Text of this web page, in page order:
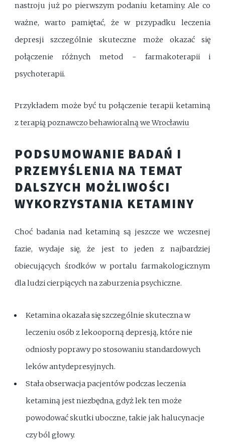
nastroju już po pierwszym podaniu ketaminy. Ale co
ważne, warto pamiętać, że w przypadku leczenia
depresji szczególnie skuteczne może okazać się
połączenie różnych metod - farmakoterapii i
psychoterapii.
Przykładem może być tu połączenie terapii ketaminą
zterapią poznawczo behawioralną we Wrocławiu
PODSUMOWANIE BADAŃ I
PRZEMYŚLENIA NA TEMAT
DALSZYCH MOŻLIWOŚCI
WYKORZYSTANIA KETAMINY
Choć badania nad ketaminą są jeszcze we wczesnej
fazie, wydaje się, że jest to jeden z najbardziej
obiecujących środków w portalu farmakologicznym
dla ludzi cierpiących na zaburzenia psychiczne.
Ketamina okazała się szczególnie skuteczna w
leczeniu osób z lekooporną depresją, które nie
odniosły poprawy po stosowaniu standardowych
leków antydepresyjnych.
Stała obserwacja pacjentów podczas leczenia
ketaminą jest niezbędna, gdyż lek ten może
powodować skutki uboczne, takie jak halucynacje
czy ból głowy.